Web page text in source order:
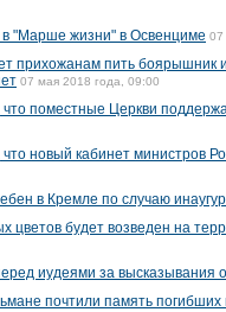
в "Марше жизни" в Освенциме 07
прихожанам пить боярышник
07 мая 2018 года, 09:00
поместные Церкви
новый кабинет министров
в Кремле по случаю
цветов будет возведен на
иудеями за высказывания
почтили память